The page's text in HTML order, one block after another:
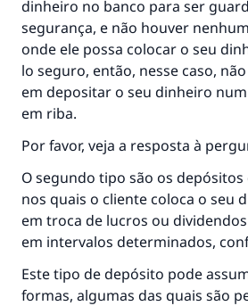
dinheiro no banco para ser
segurança, e não houver
onde ele possa colocar o seu
lo seguro, então, nesse caso,
em depositar o seu dinheiro
em riba.
Por favor, veja a resposta à
O segundo tipo são os
nos quais o cliente coloca o seu
em troca de lucros ou
em intervalos determinados,
Este tipo de depósito pode
formas, algumas das quais são